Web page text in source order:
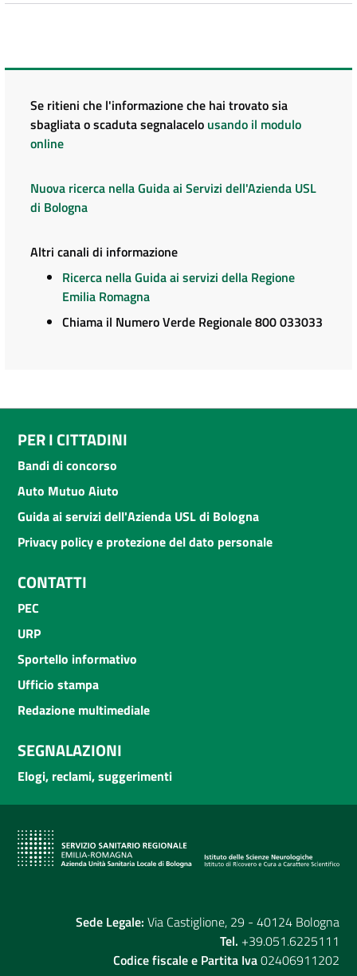
Se ritieni che l'informazione che hai trovato sia
sbagliata o scaduta segnalacelo usando il modulo
online
Nuova ricerca nella Guida ai Servizi dell'Azienda USL
di Bologna
Altri canali di informazione
Ricerca nella Guida ai servizi della Regione
Emilia Romagna
Chiama il Numero Verde Regionale 800 033033
PER I CITTADINI
Bandi di concorso
Auto Mutuo Aiuto
Guida ai servizi dell'Azienda USL di Bologna
Privacy policy e protezione del dato personale
CONTATTI
PEC
URP
Sportello informativo
Ufficio stampa
Redazione multimediale
SEGNALAZIONI
Elogi, reclami, suggerimenti
Sede Legale: Via Castiglione, 29 - 40124 Bologna
Tel. +39.051.6225111
Codice fiscale e Partita Iva02406911202